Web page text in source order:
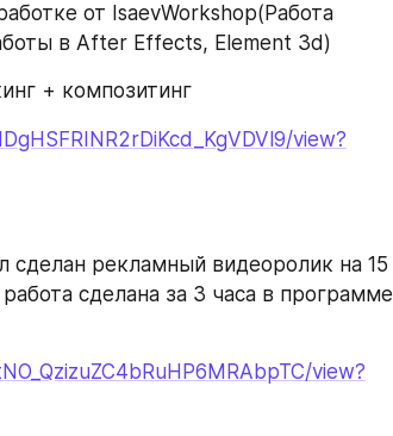
от IsaevWorkshop(Работа
в After Effects, Element 3d)
+ композитинг
view?
сделан рекламный видеоролик на 15
сделана за 3 часа в программе
view?